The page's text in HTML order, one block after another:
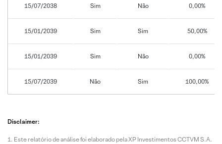
15/07/2038 Sim Não 0,00%
15/01/2039 Sim Sim 50,00%
15/01/2039 Sim Não 0,00%
15/07/2039 Não Sim 100,00%
Disclaimer:
Este relatório de análise foi elaborado pela XP Investimentos CCTVM S.A.